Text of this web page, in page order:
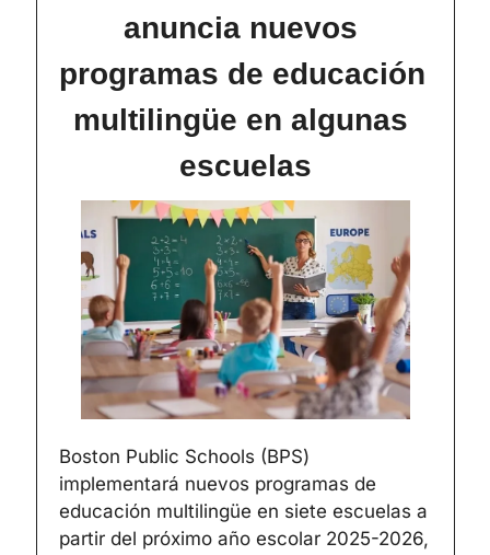
anuncia nuevos
programas de educación
multilingüe en algunas
escuelas
Boston Public Schools (BPS)
implementará nuevos programas de
educación multilingüe en siete escuelas a
partir del próximo año escolar 2025-2026,